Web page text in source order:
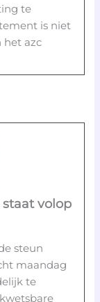
te
is niet
het azc
volop
steun
maandag
te